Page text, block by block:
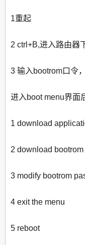
1重起
2 ctrl+B,进入路由器
3 输入bootrom口令
进入boot menu界面
1 download
2 download
3 modify bootrom
4 exit the menu
5 reboot